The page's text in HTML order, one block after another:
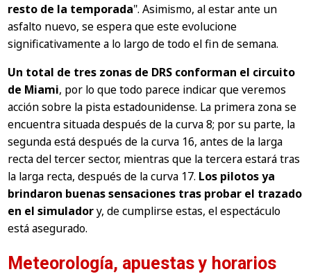
resto de la temporada". Asimismo, al estar ante un
asfalto nuevo, se espera que este evolucione
significativamente a lo largo de todo el fin de semana.
Un total de tres zonas de DRS conforman el circuito
de Miami, por lo que todo parece indicar que veremos
acción sobre la pista estadounidense. La primera zona se
encuentra situada después de la curva 8; por su parte, la
segunda está después de la curva 16, antes de la larga
recta del tercer sector, mientras que la tercera estará tras
la larga recta, después de la curva 17. Los pilotos ya
brindaron buenas sensaciones tras probar el trazado
en el simuladory, de cumplirse estas, el espectáculo
está asegurado.
Meteorología, apuestas y horarios